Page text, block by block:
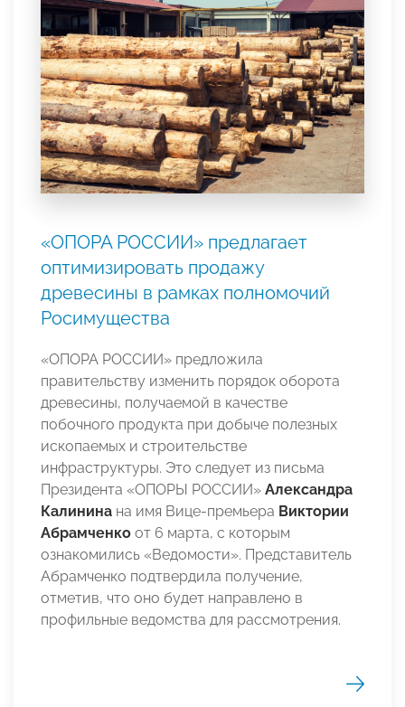
«ОПОРА РОССИИ» предлагает
оптимизировать продажу
древесины в рамках полномочий
Росимущества
«ОПОРА РОССИИ» предложила
правительству изменить порядок оборота
древесины, получаемой в качестве
побочного продукта при добыче полезных
ископаемых и строительстве
инфраструктуры. Это следует из письма
Президента «ОПОРЫ РОССИИ» Александра
Калинина на имя Вице-премьера Виктории
Абрамченко от 6 марта, с которым
ознакомились «Ведомости». Представитель
Абрамченко подтвердила получение,
отметив, что оно будет направлено в
профильные ведомства для рассмотрения.